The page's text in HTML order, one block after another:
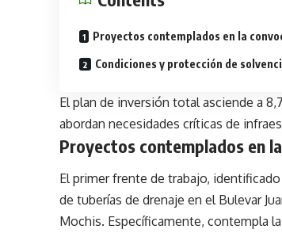
Proyectos contemplados en la
Condiciones y protección de
El plan de inversión total asciende a
abordan necesidades críticas de
Proyectos contemplados en
El primer frente de trabajo, identificado
de tuberías de drenaje en el Bulevar
Mochis. Específicamente, contempla